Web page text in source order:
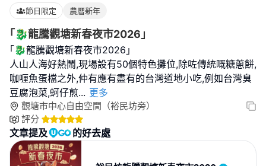
節日限定 農曆新年
｢🐉龍騰觀塘新春夜市2026｣
｢🐉龍騰觀塘新春夜市2026｣
人山人海好熱鬧,現場設有50個特色攤位,除咗傳統嘅糖蔥餅,
咖喱魚蛋檔之外,仲有應有盡有的台灣道地小吃,例如台灣臭
豆腐泡菜,蚵仔煎... 更多
觀塘市中心自由空間（裕民坊旁）
評分
文章提及 的好去處